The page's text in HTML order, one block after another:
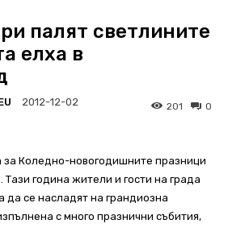
палят светлините
елха в
2012-12-02 0
201
за Коледно-новогодишните празници
година жители и гости на града
се насладят на грандиозна
с много празнични събития,